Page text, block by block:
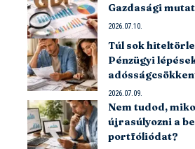
Gazdasági
2026.07.10.
Túl sok
Pénzügyi
2026.07.09.
Nem tudod,
újrasúlyozni a
portfóliódat?